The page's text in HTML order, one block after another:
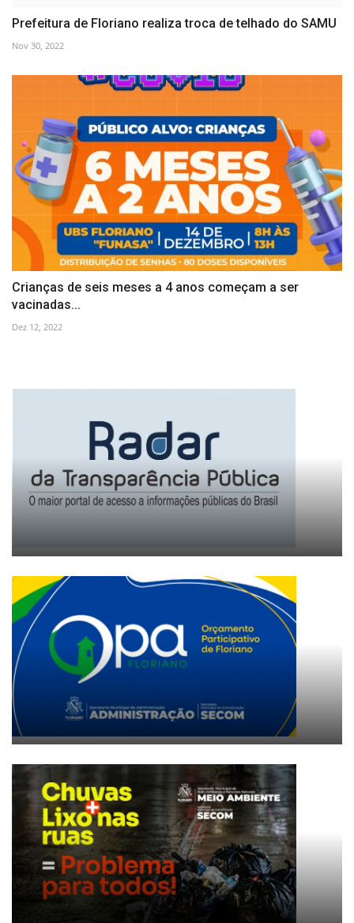
Prefeitura de Floriano realiza troca de telhado do SAMU
Nov 30, 2022
Crianças de seis meses a 4 anos começam a ser
vacinadas...
Dez 12, 2022